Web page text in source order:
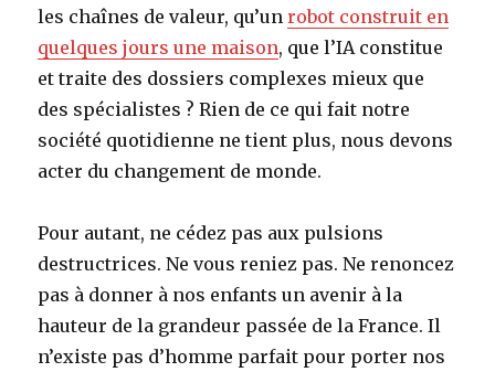
les chaînes de valeur, qu’unrobot construit en
quelques jours une maison, que l’IA constitue
et traite des dossiers complexes mieux que
des spécialistes ? Rien de ce qui fait notre
société quotidienne ne tient plus, nous devons
acter du changement de monde.
Pour autant, ne cédez pas aux pulsions
destructrices. Ne vous reniez pas. Ne renoncez
pas à donner à nos enfants un avenir à la
hauteur de la grandeur passée de la France. Il
n’existe pas d’homme parfait pour porter nos